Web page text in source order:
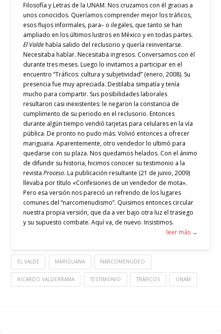
Filosofía y Letras de la UNAM. Nos cruzamos con él gracias a
unos conocidos. Queríamos comprender mejor los tráficos,
esos flujos informales, para– o ilegales, que tanto se han
ampliado en los últimos lustros en México y en todas partes.
El Valdehabía salido del reclusorio y quería reinventarse.
Necesitaba hablar. Necesitaba ingresos. Conversamos con él
durante tres meses. Luego lo invitamos a participar en el
encuentro “Tráficos: cultura y subjetividad” (enero, 2008). Su
presencia fue muy apreciada. Destilaba simpatía y tenía
mucho para compartir. Sus posibilidades laborales
resultaron casi inexistentes: le negaron la constancia de
cumplimento de su periodo en el reclusorio. Entonces
durante algún tiempo vendió tarjetas para celulares en la vía
pública. De pronto no pudo más. Volvió entonces a ofrecer
mariguana. Aparentemente, otro vendedor lo ultimó para
quedarse con su plaza. Nos quedamos helados. Con el ánimo
de difundir su historia, hicimos conocer su testimonio a la
revistaProceso. La publicación resultante (21 de junio, 2009)
llevaba por título «Confesiones de un vendedor de mota».
Pero esa versión nos pareció un refrendo de los lugares
comunes del “narcomenudismo”. Quisimos entonces circular
nuestra propia versión, que da a ver bajo otra luz el trasiego
y su supuesto combate. Aquí va, de nuevo. Insistimos.
leer más →
EL VALDE MARIGUANA NARCOMENUDEO
RICARDO VALDERRAMA TESTIMONIO TRÁFICOS UNAM